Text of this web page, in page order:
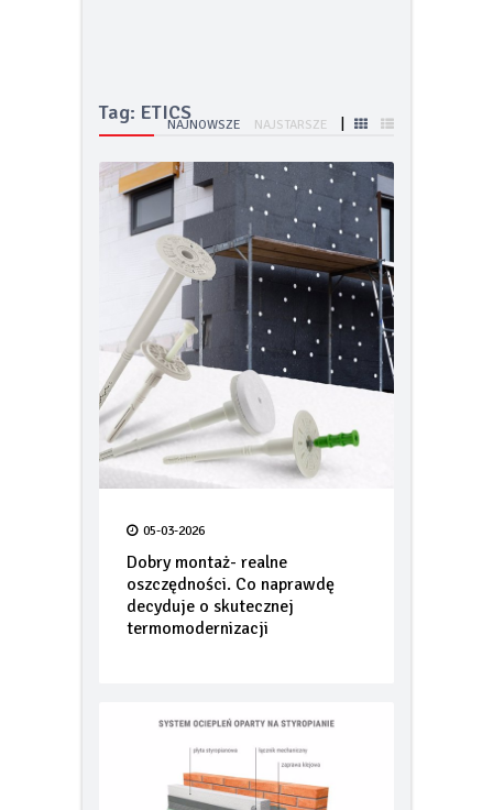
Taras bez błędów
FIAT prezentuje pierwsze oficjalne
zdjęcie swoich nowych globalnych
modeli Grizzly i Grizzly Fastback
Smak lata pod gołym niebem – jak
urządzić letnią kuchnię w 2026 roku
TECEdrainway – profil
prysznicowy nowej generacji
Odporność termoizolacji na wodę
– wilgotne ocieplenie jest jak mokry
sweter
Kiedy karpiówka odkrywa swój
PROFIL Lenti
Tag: ETICS
NAJNOWSZE NAJSTARSZE
05-03-2026
Dobry montaż- realne
oszczędności. Co naprawdę
decyduje o skutecznej
termomodernizacji